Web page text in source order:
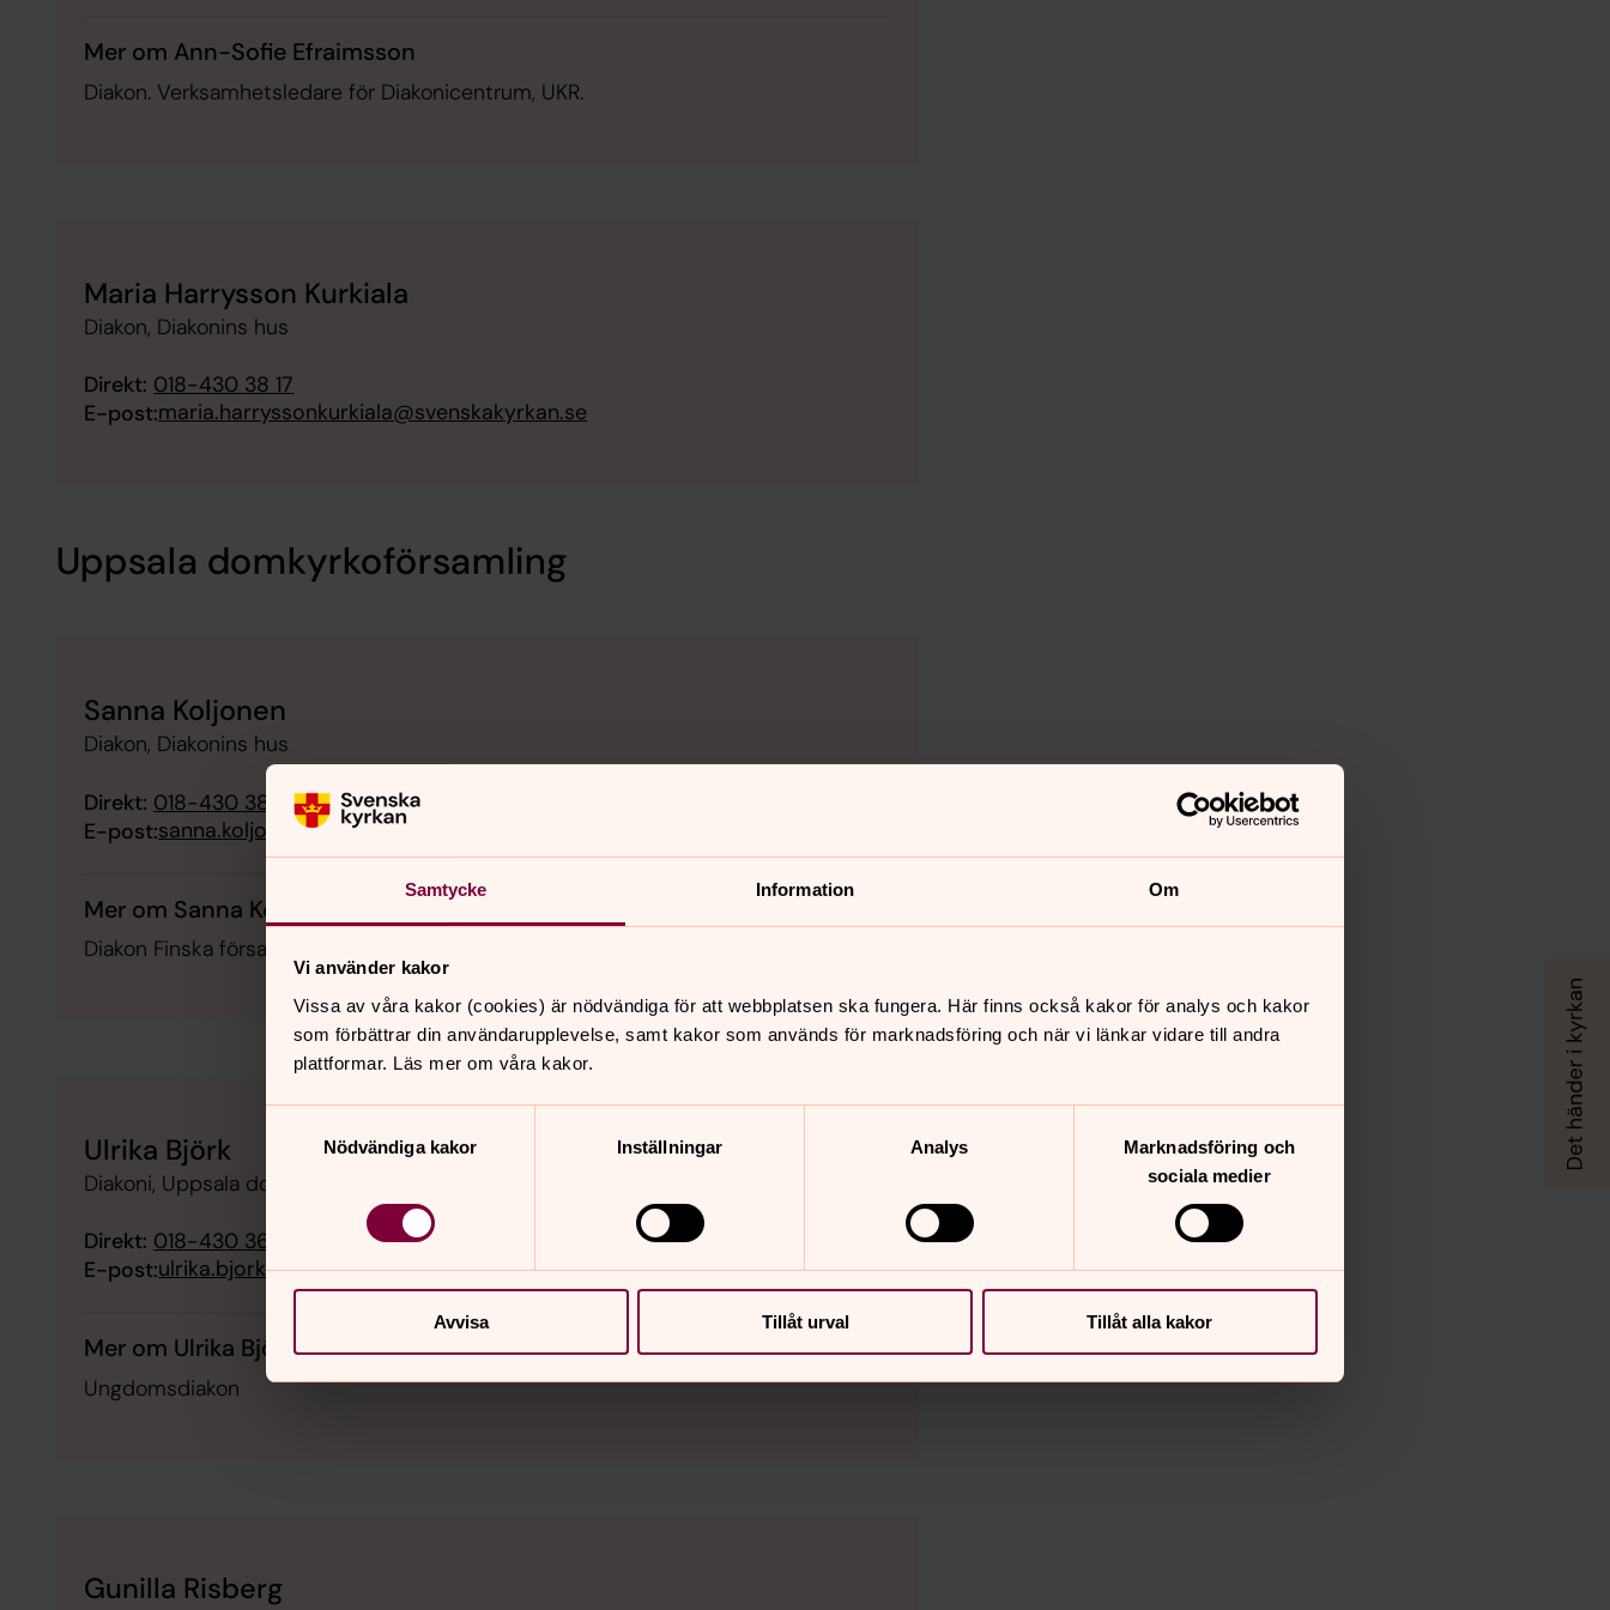
Samtycke Information Om
Vi använder kakor
Vissa av våra kakor (cookies) är nödvändiga för att webbplatsen ska fungera. Här finns också kakor för analys och kakor
som förbättrar din användarupplevelse, samt kakor som används för marknadsföring och när vi länkar vidare till andra
plattformar. Läs mer om våra kakor.
Nödvändiga kakor
Inställningar Analys
Marknadsföring och
sociala medier
Avvisa Tillåt urval Tillåt alla kakor
Mer om Ann-Sofie Efraimsson
Diakon. Verksamhetsledare för Diakonicentrum, UKR.
Maria Harrysson Kurkiala
Diakon, Diakonins hus
Direkt: 018-430 38 17
E-post:maria.harryssonkurkiala@svenskakyrkan.se
Uppsala domkyrkoförsamling
Sanna Koljonen
Diakon, Diakonins hus
Direkt: 018-430 38 18
E-post:sanna.koljonen@svenskakyrkan.se
Mer om Sanna Koljonen
Diakon Finska församlingsgruppen
Ulrika Björk
Diakoni, Uppsala domkyrkoförsamling
Direkt: 018-430 36 58
E-post:ulrika.bjork@svenskakyrkan.se
Mer om Ulrika Björk
Ungdomsdiakon
Gunilla Risberg